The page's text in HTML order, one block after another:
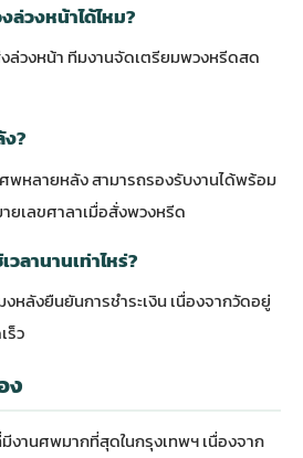
วงหน้าได้ไหม?
ล่วงหน้า ทีมงานจัดเตรียมพวงหรีดสด
?
หลายหลัง สามารถรองรับงานได้พร้อม
ยเลขศาลาเมื่อสั่งพวงหรีด
ลานานเท่าไหร่?
งหลังยืนยันการชำระเงิน เนื่องจากวัดอยู่
ร็ว
ง
งานศพมากที่สุดในกรุงเทพฯ เนื่องจาก